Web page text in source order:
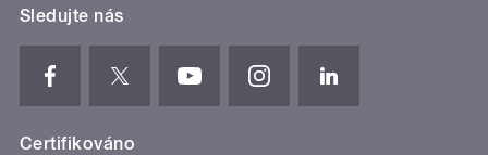
Sledujte nás
Certifikováno